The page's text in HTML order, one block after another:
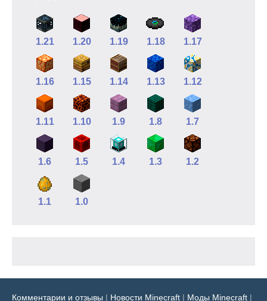
1.21 1.20 1.19 1.18 1.17
1.16 1.15 1.14 1.13 1.12
1.11 1.10 1.9 1.8 1.7
1.6 1.5 1.4 1.3 1.2
1.1 1.0
Комментарии и отзывы | Новости Minecraft | Моды Minecraft |